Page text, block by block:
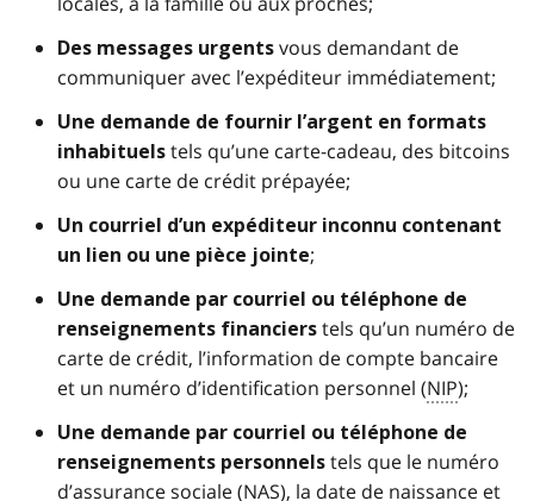
Des messages urgents vous demandant de
communiquer avec l’expéditeur immédiatement;
Une demande de fournir l’argent en formats
inhabituels tels qu’une carte-cadeau, des bitcoins
ou une carte de crédit prépayée;
Un courriel d’un expéditeur inconnu contenant
un lien ou une pièce jointe;
Une demande par courriel ou téléphone de
renseignements financiers tels qu’un numéro de
carte de crédit, l’information de compte bancaire
et un numéro d’identification personnel (NIP);
Une demande par courriel ou téléphone de
renseignements personnels tels que le numéro
d’assurance sociale (NAS), la date de naissance et